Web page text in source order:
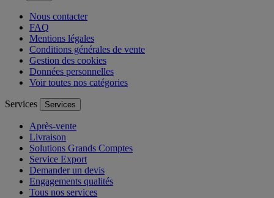
Nous contacter
FAQ
Mentions légales
Conditions générales de vente
Gestion des cookies
Données personnelles
Voir toutes nos catégories
Services Services
Après-vente
Livraison
Solutions Grands Comptes
Service Export
Demander un devis
Engagements qualités
Tous nos services